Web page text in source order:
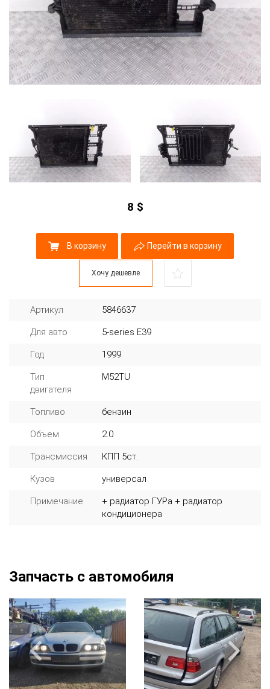
8 $
В корзину Перейти в корзину
Хочу дешевле
Артикул 5846637
Для авто 5-series E39
Год 1999
Тип
двигателя
M52TU
Топливо бензин
Объем 2.0
Трансмиссия КПП 5ст.
Кузов универсал
Примечание
+ радиатор ГУРа + радиатор
кондиционера
Запчасть с автомобиля